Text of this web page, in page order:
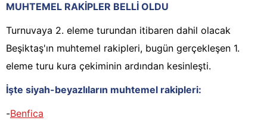
MUHTEMEL RAKİPLER BELLİ OLDU
Turnuvaya 2. eleme turundan itibaren dahil olacak
Beşiktaş'ın muhtemel rakipleri, bugün gerçekleşen 1.
eleme turu kura çekiminin ardından kesinleşti.
İşte siyah-beyazlıların muhtemel rakipleri:
-Benfica